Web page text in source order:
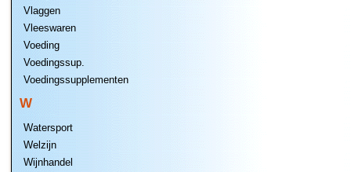
Vlaggen
Vleeswaren
Voeding
Voedingssup.
Voedingssupplementen
W
Watersport
Welzijn
Wijnhandel